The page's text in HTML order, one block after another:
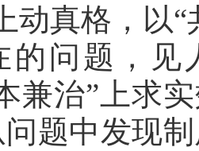
动真格，以
的问题，见
兼治”上求
题中发现